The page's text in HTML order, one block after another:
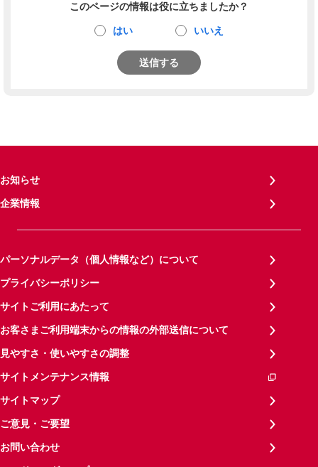
このページの情報は役に立ちましたか？
はい いいえ
送信する
お知らせ
企業情報
パーソナルデータ（個人情報など）について
プライバシーポリシー
サイトご利用にあたって
お客さまご利用端末からの情報の外部送信について
見やすさ・使いやすさの調整
サイトメンテナンス情報
サイトマップ
ご意見・ご要望
お問い合わせ